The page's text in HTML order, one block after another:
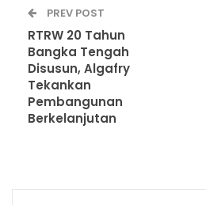
PREV POST
RTRW 20 Tahun
Bangka Tengah
Disusun, Algafry
Tekankan
Pembangunan
Berkelanjutan